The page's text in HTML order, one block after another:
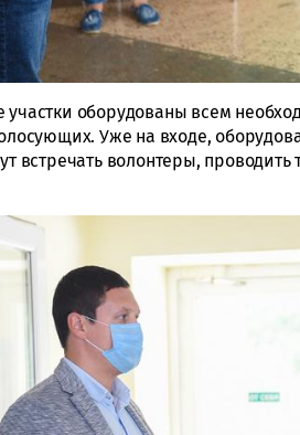
участки оборудованы всем
Уже на входе,
встречать волонтеры,